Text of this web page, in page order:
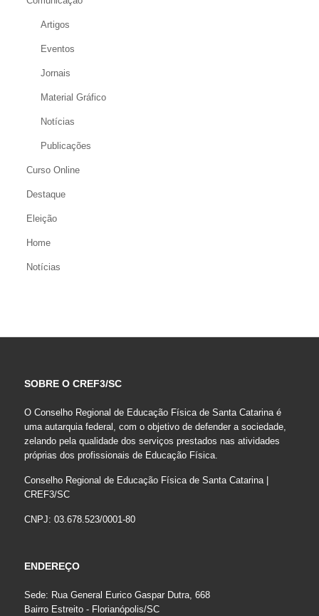
Artigos
Eventos
Jornais
Material Gráfico
Notícias
Publicações
Curso Online
Destaque
Eleição
Home
Notícias
SOBRE O CREF3/SC
O Conselho Regional de Educação Física de Santa Catarina é
uma autarquia federal, com o objetivo de defender a sociedade,
zelando pela qualidade dos serviços prestados nas atividades
próprias dos profissionais de Educação Física.
Conselho Regional de Educação Física de Santa Catarina |
CREF3/SC
CNPJ: 03.678.523/0001-80
ENDEREÇO
Sede: Rua General Eurico Gaspar Dutra, 668
Bairro Estreito - Florianópolis/SC